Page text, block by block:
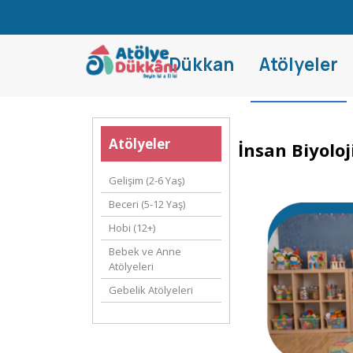
Atölyeler
Gelişim (2-6 Yaş)
Beceri (5-12 Yaş)
Hobi (12+)
Bebek ve Anne
Atölyeleri
Gebelik Atölyeleri
İnsan
Dükkan Atölyeler